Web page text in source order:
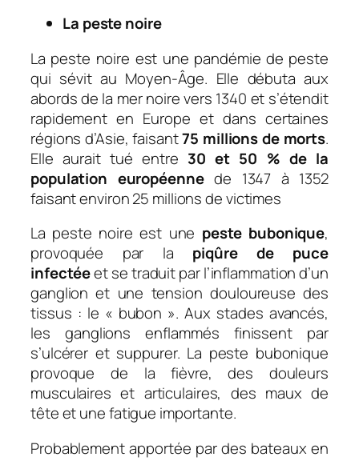
La peste noire
La peste noire est une pandémie de peste
qui sévit au Moyen-Âge. Elle débuta aux
abords de la mer noire vers 1340 et s’étendit
rapidement en Europe et dans certaines
régions d’Asie, faisant75 millions de morts.
Elle aurait tué entre 30 et 50 % de la
population européennede 1347 à 1352
faisant environ 25 millions de victimes
La peste noire est une peste bubonique,
provoquée par la piqûre de puce
infectéeet se traduit par l’inflammation d’un
ganglion et une tension douloureuse des
tissus : le « bubon ». Aux stades avancés,
les ganglions enflammés finissent par
s’ulcérer et suppurer. La peste bubonique
provoque de la fièvre, des douleurs
musculaires et articulaires, des maux de
tête et une fatigue importante.
Probablement apportée par des bateaux en